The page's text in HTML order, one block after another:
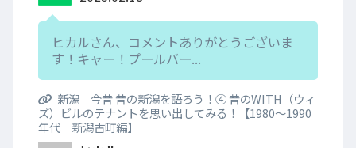
ヒカルさん、コメントありがとうございま
す！キャー！プールバー...
新潟 今昔 昔の新潟を語ろう！④ 昔のWITH（ウィ
ズ）ビルのテナントを思い出してみる！【1980～1990
年代 新潟古町編】